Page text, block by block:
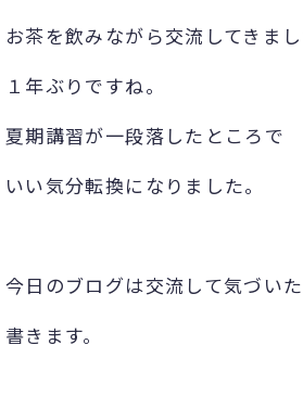
お茶を飲みながら交流してきまし
１年ぶりですね。
夏期講習が一段落したところで
いい気分転換になりました。
今日のブログは交流して気づい
書きます。